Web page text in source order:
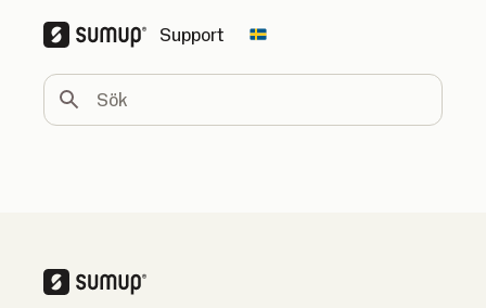
Support Change country
Sök